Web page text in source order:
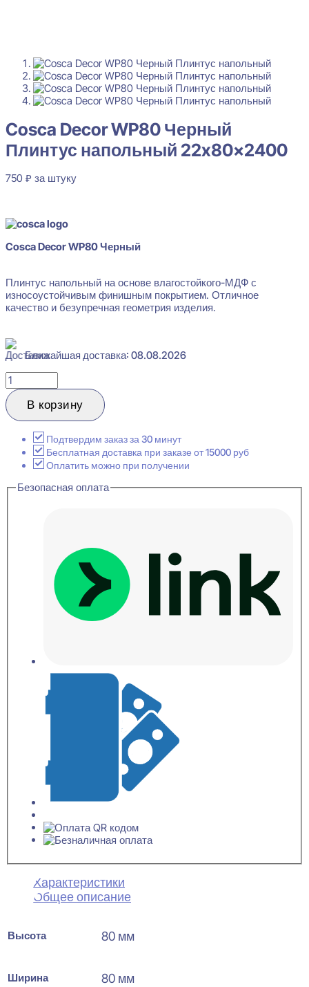
Cosca Decor WP80 Черный
Плинтус напольный 22x80x2400
750 ₽ за штуку
Cosca Decor WP80 Черный
Плинтус напольный на основе влагостойкого-МДФ с
износоустойчивым финишным покрытием. Отличное
качество и безупречная геометрия изделия.
Ближайшая доставка: 08.08.2026
Количество
товара
Cosca
Decor
Черный
Плинтус
напольный
В корзину
Подтвердим заказ за 30 минут
Бесплатная доставка при заказе от 15000 руб
Оплатить можно при получении
Безопасная оплата
Характеристики
Общее описание
Высота 80 мм
Ширина 80 мм